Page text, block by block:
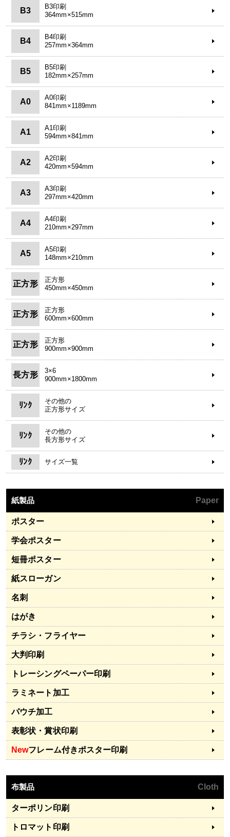
B3
B3印刷
364mm×515mm
B4
B4印刷
257mm×364mm
B5
B5印刷
182mm×257mm
A0
A0印刷
841mm×1189mm
A1
A1印刷
594mm×841mm
A2
A2印刷
420mm×594mm
A3
A3印刷
297mm×420mm
A4
A4印刷
210mm×297mm
A5
A5印刷
148mm×210mm
正方形
正方形
450mm×450mm
正方形
正方形
600mm×600mm
正方形
正方形
900mm×900mm
長方形
3×6
900mm×1800mm
ﾘﾝｸ
その他の
正方形サイズ
ﾘﾝｸ
その他の
長方形サイズ
ﾘﾝｸ サイズ一覧
紙製品 Paper
ポスター
学会ポスター
短冊ポスター
紙スローガン
名刺
はがき
チラシ・フライヤー
大判印刷
トレーシングペーパー印刷
ラミネート加工
パウチ加工
表彰状・賞状印刷
Newフレーム付きポスター印刷
布製品 Cloth
ターポリン印刷
トロマット印刷